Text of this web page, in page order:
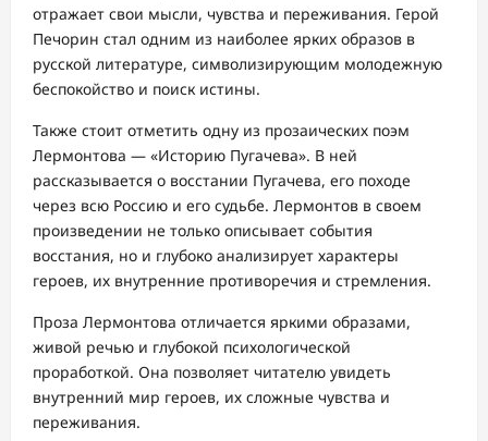
отражает свои мысли, чувства и переживания. Герой
Печорин стал одним из наиболее ярких образов в
русской литературе, символизирующим молодежную
беспокойство и поиск истины.
Также стоит отметить одну из прозаических поэм
Лермонтова — «Историю Пугачева». В ней
рассказывается о восстании Пугачева, его походе
через всю Россию и его судьбе. Лермонтов в своем
произведении не только описывает события
восстания, но и глубоко анализирует характеры
героев, их внутренние противоречия и стремления.
Проза Лермонтова отличается яркими образами,
живой речью и глубокой психологической
проработкой. Она позволяет читателю увидеть
внутренний мир героев, их сложные чувства и
переживания.